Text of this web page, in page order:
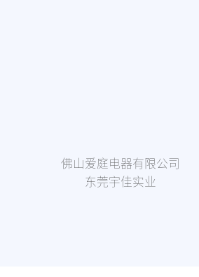
佛山爱庭电器有限公司
东莞宇佳实业